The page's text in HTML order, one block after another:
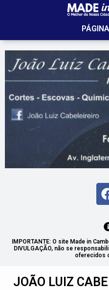
IMPORTANTE: O site Made in
DIVULGAÇÃO, não se
oferecidos
JOÃO LUIZ